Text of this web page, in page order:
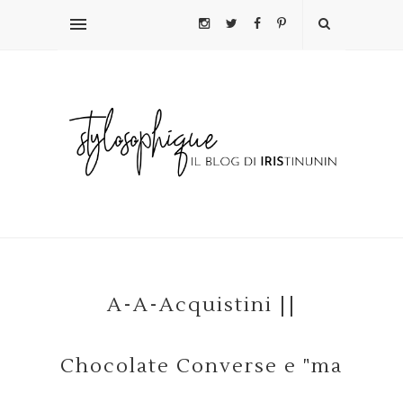
A-A-Acquistini ||
Chocolate Converse e "ma